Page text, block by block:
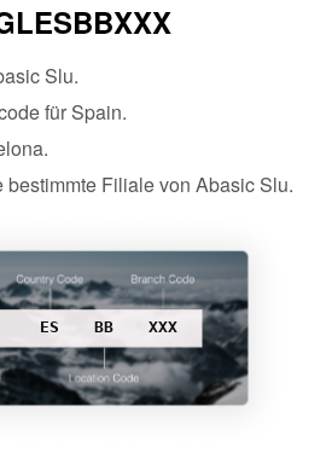
Slu.
für Spain.
bestimmte Filiale von Abasic Slu.
ES BB XXX